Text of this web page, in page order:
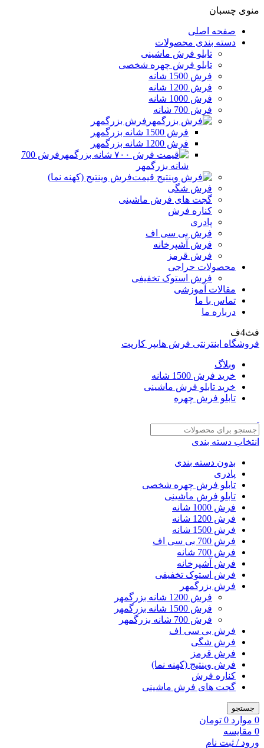
منوی چسبان
صفحه اصلی
دسته بندی محصولات
تابلو فرش ماشینی
تابلو فرش چهره شخصی
فرش 1500 شانه
فرش 1200 شانه
فرش 1000 شانه
فرش 700 شانه
فرش بزرگمهر
فرش 1500 شانه بزرگمهر
فرش 1200 شانه بزرگمهر
فرش 700
شانه بزرگمهر
فرش وینتیج (کهنه نما)
فرش شگی
گجت های فرش ماشینی
کناره فرش
پادری
فرش بی سی اف
فرش آشپرخانه
فرش قرمز
محصولات حراجی
فرش استوک تخفیفی
مقالات آموزشی
تماس با ما
درباره ما
فث4ف
فروشگاه اینترنتی فرش هایپر کارپت
وبلاگ
خرید فرش 1500 شانه
خرید تابلو فرش ماشینی
تابلو فرش چهره
انتخاب دسته بندی
بدون دسته بندی
پادری
تابلو فرش چهره شخصی
تابلو فرش ماشینی
فرش 1000 شانه
فرش 1200 شانه
فرش 1500 شانه
فرش 700 بی سی اف
فرش 700 شانه
فرش آشپرخانه
فرش استوک تخفیفی
فرش بزرگمهر
فرش 1200 شانه بزرگمهر
فرش 1500 شانه بزرگمهر
فرش 700 شانه بزرگمهر
فرش بی سی اف
فرش شگی
فرش قرمز
فرش وینتیج (کهنه نما)
کناره فرش
گجت های فرش ماشینی
جستجو
0 موارد 0 تومان
0 مقایسه
ورود / ثبت نام